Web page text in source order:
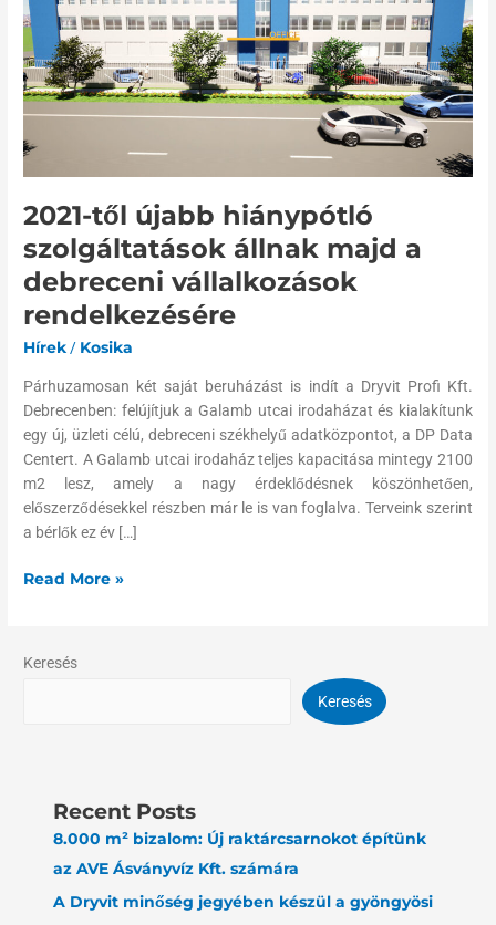
2021-től újabb hiánypótló
szolgáltatások állnak majd a
debreceni vállalkozások
rendelkezésére
Hírek / Kosika
Párhuzamosan két saját beruházást is indít a Dryvit Profi Kft.
Debrecenben: felújítjuk a Galamb utcai irodaházat és kialakítunk
egy új, üzleti célú, debreceni székhelyű adatközpontot, a DP Data
Centert. A Galamb utcai irodaház teljes kapacitása mintegy 2100
m2 lesz, amely a nagy érdeklődésnek köszönhetően,
előszerződésekkel részben már le is van foglalva. Terveink szerint
a bérlők ez év […]
hiánypótló
szolgáltatások
állnak
majd
a
vállalkozások
rendelkezésére
Read More »
Keresés
Keresés
Recent Posts
8.000 m² bizalom: Új raktárcsarnokot építünk
az AVE Ásványvíz Kft. számára
A Dryvit minőség jegyében készül a gyöngyösi